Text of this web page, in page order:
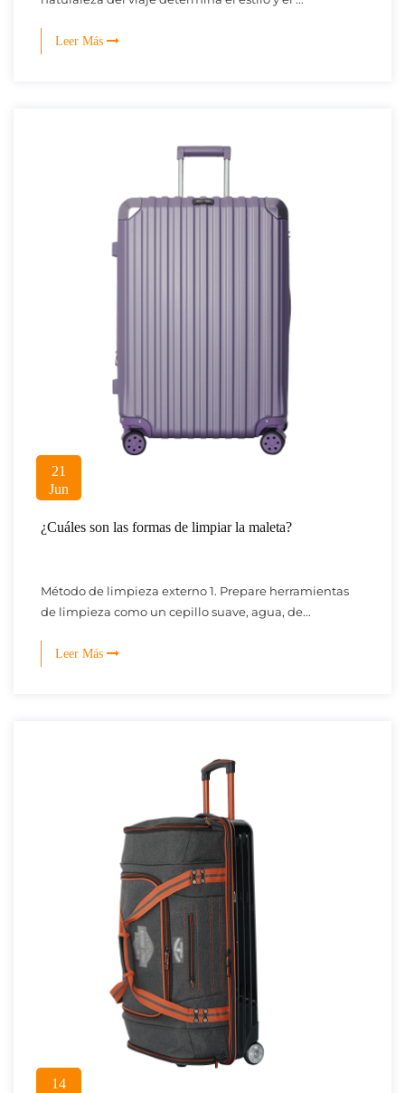
Leer Más
21
Jun
¿Cuáles son las formas de limpiar la maleta?
Método de limpieza externo 1. Prepare herramientas
de limpieza como un cepillo suave, agua, de...
Leer Más
14